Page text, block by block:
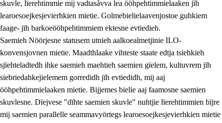
skuvle, lïerehtimmie mij vadtasåvva lea ööhpehtimmielaaken jïh
learoesoejkesjevierhkien mietie. Golmebielielaavenjostoe guhkiem
faage- jïh barkoeööhpehtimmiem ektesne evtiedieh.
Saemieh Nöörjesne statusem utnieh aalkoealmetjinie ILO-
konvensjovnen mietie. Maadthlaake vihteste staate edtja tsiehkieh
sjïehteladtedh ihke saemieh maehtieh saemien gïelem, kultuvrem jïh
siebriedahkejielemem gorredidh jïh evtiedidh, mij aaj
ööhpehtimmielaaken mietie. Bijjemes bielie aaj faamosne saemien
skuvlesne. Dïejvese "dïhte saemien skuvle" nuhtjie lïerehtimmien bïjre
mij saemien parallelle seammavyörtegs learoesoejkesjevierhkien mietie